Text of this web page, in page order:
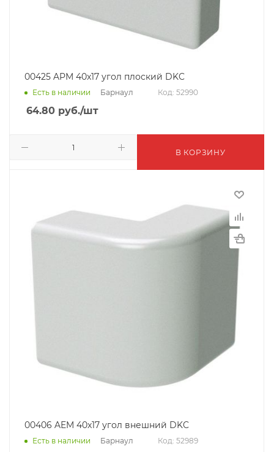
00425 APM 40x17 угол плоский DKC
Есть в наличии Барнаул Код: 52990
64.80 руб./шт
В КОРЗИНУ
00406 AEM 40x17 угол внешний DKC
Есть в наличии Барнаул Код: 52989